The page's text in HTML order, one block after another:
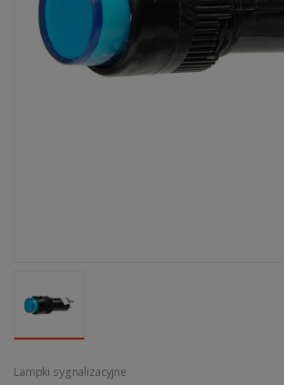
Lampki sygnalizacyjne